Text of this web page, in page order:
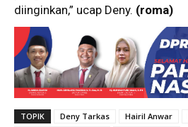
diinginkan,” ucap Deny. (roma)
TOPIK Deny Tarkas Hairil Anwar